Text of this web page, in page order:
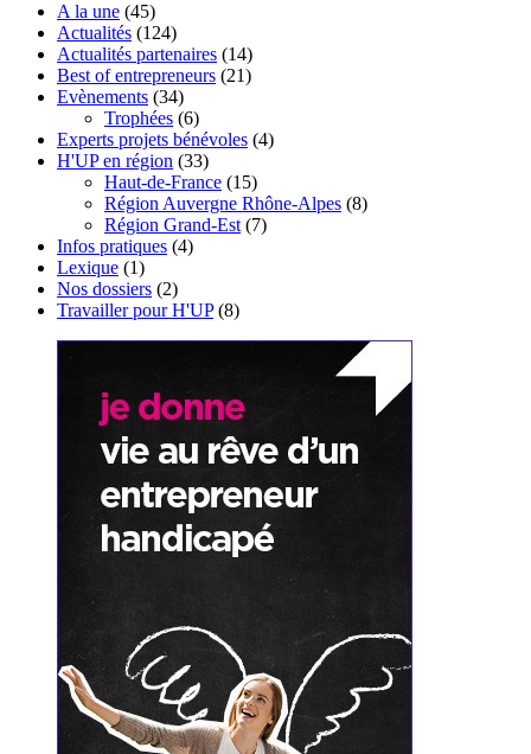
A la une (45)
Actualités (124)
Actualités partenaires (14)
Best of entrepreneurs (21)
Evènements (34)
Trophées (6)
Experts projets bénévoles (4)
H'UP en région (33)
Haut-de-France (15)
Région Auvergne Rhône-Alpes (8)
Région Grand-Est (7)
Infos pratiques (4)
Lexique (1)
Nos dossiers (2)
Travailler pour H'UP(8)